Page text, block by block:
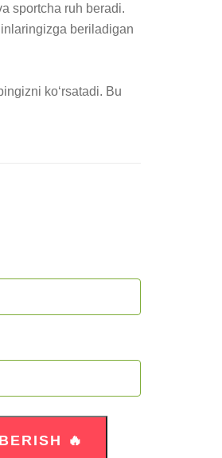
sportcha ruh beradi.
beriladigan
ko‘rsatadi. Bu